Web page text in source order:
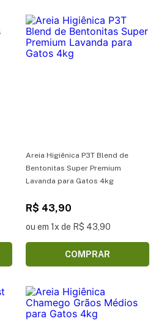
Areia Higiênica P3T Blend de
Bentonitas Super Premium
Lavanda para Gatos 4kg
R$ 43,90
ou em 1x de R$ 43,90
COMPRAR